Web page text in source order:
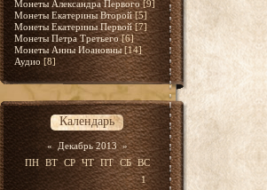
Монеты Александра Первого [9]
Монеты Екатерины Второй [5]
Монеты Екатерины Первой [7]
Монеты Петра Третьего [6]
Монеты Анны Иоановны [14]
Аудио [8]
Календарь
« Декабрь 2013 »
ПН ВТ СР ЧТ ПТ СБ ВС
1